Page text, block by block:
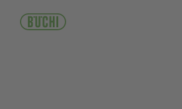
contenido